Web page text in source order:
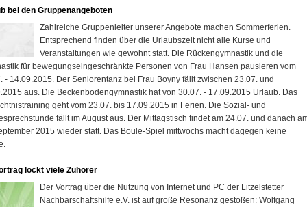
bei den Gruppenangeboten
Zahlreiche Gruppenleiter unserer Angebote machen Sommerferien.
Entsprechend finden über die Urlaubszeit nicht alle Kurse und
Veranstaltungen wie gewohnt statt. Die Rückengymnastik und die
für bewegungseingeschränkte Personen von Frau Hansen pausieren vom
- 14.09.2015. Der Seniorentanz bei Frau Boyny fällt zwischen 23.07. und
aus. Die Beckenbodengymnastik hat von 30.07. - 17.09.2015 Urlaub. Das
geht vom 23.07. bis 17.09.2015 in Ferien. Die Sozial- und
fällt im August aus. Der Mittagstisch findet am 24.07. und danach
2015 wieder statt. Das Boule-Spiel mittwochs macht dagegen keine
lockt viele Zuhörer
Der Vortrag über die Nutzung von Internet und PC der Litzelstetter
Nachbarschaftshilfe e.V. ist auf große Resonanz gestoßen: Wolfgang